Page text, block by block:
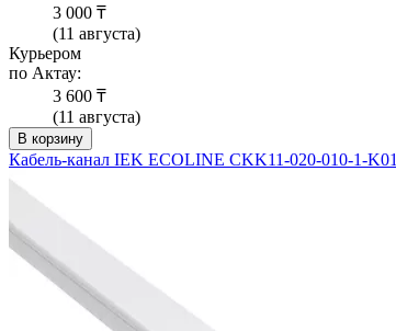
3 000 ₸
(11 августа)
Курьером
по Актау:
3 600 ₸
(11 августа)
В корзину
Кабель-канал IEK ECOLINE CKK11-020-010-1-K01